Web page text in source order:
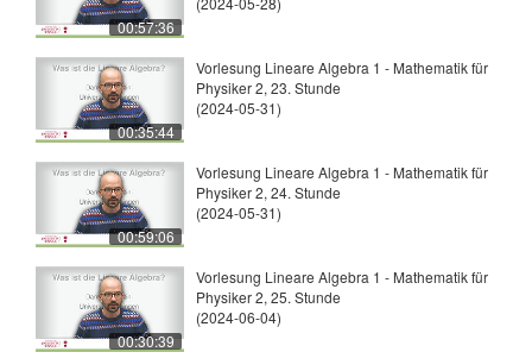
00:57:36
00:35:44
Vorlesung Lineare Algebra 1 - Mathematik für
Physiker 2, 23. Stunde
(2024-05-31)
00:59:06
Vorlesung Lineare Algebra 1 - Mathematik für
Physiker 2, 24. Stunde
(2024-05-31)
00:30:39
Vorlesung Lineare Algebra 1 - Mathematik für
Physiker 2, 25. Stunde
(2024-06-04)